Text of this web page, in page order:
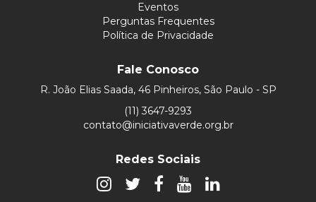
Eventos
Perguntas Frequentes
Política de Privacidade
Fale Conosco
R. João Elias Saada, 46 Pinheiros, São Paulo - SP
(11) 3647-9293
contato@iniciativaverde.org.br
Redes Sociais